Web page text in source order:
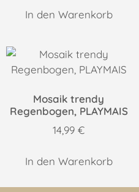
In den Warenkorb
Mosaik trendy
Regenbogen, PLAYMAIS
14,99 €
In den Warenkorb